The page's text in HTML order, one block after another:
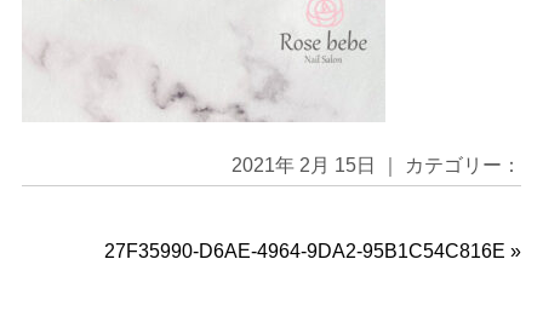
2021年 2月 15日 ｜ カテゴリー：
27F35990-D6AE-4964-9DA2-95B1C54C816E »